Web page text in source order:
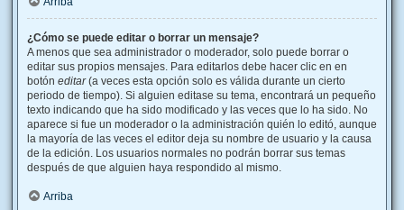
¿Cómo se puede editar o borrar un mensaje?
A menos que sea administrador o moderador, solo puede borrar o
editar sus propios mensajes. Para editarlos debe hacer clic en en
botón editar(a veces esta opción solo es válida durante un cierto
periodo de tiempo). Si alguien editase su tema, encontrará un pequeño
texto indicando que ha sido modificado y las veces que lo ha sido. No
aparece si fue un moderador o la administración quién lo editó, aunque
la mayoría de las veces el editor deja su nombre de usuario y la causa
de la edición. Los usuarios normales no podrán borrar sus temas
después de que alguien haya respondido al mismo.
Arriba